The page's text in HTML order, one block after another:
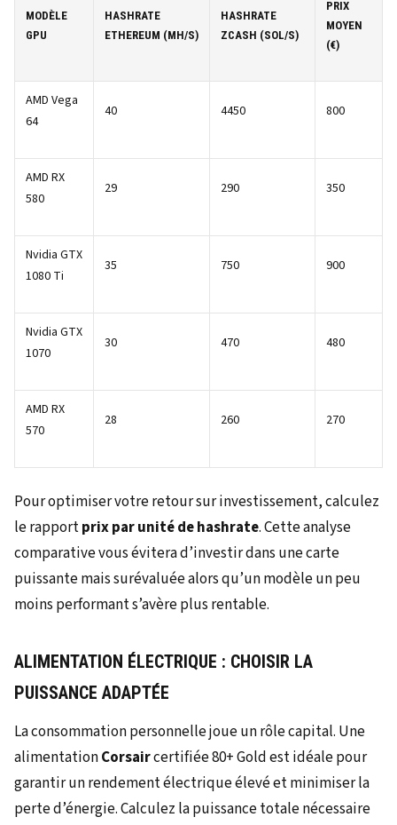
MODÈLE
GPU
HASHRATE
ETHEREUM (MH/S)
HASHRATE
ZCASH (SOL/S)
PRIX
MOYEN
(€)
AMD Vega
64
40 4450 800
AMD RX
580
29 290 350
Nvidia GTX
1080 Ti
35 750 900
Nvidia GTX
1070
30 470 480
AMD RX
570
28 260 270
Pour optimiser votre retour sur investissement, calculez
le rapportprix par unité de hashrate. Cette analyse
comparative vous évitera d’investir dans une carte
puissante mais surévaluée alors qu’un modèle un peu
moins performant s’avère plus rentable.
ALIMENTATION ÉLECTRIQUE : CHOISIR LA
PUISSANCE ADAPTÉE
La consommation personnelle joue un rôle capital. Une
alimentationCorsaircertifiée 80+ Gold est idéale pour
garantir un rendement électrique élevé et minimiser la
perte d’énergie. Calculez la puissance totale nécessaire